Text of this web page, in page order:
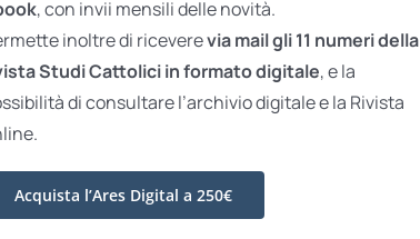
, con invii mensili delle novità.
inoltre di riceverevia mail gli 11 numeri della
Studi Cattolici in formato digitale, e la
di consultare l’archivio digitale e la Rivista
Acquista l’Ares Digital a 250€